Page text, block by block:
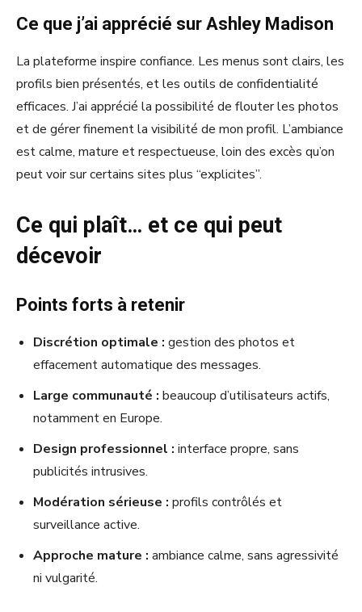
Ce que j’ai apprécié sur Ashley Madison
La plateforme inspire confiance. Les menus sont clairs, les
profils bien présentés, et les outils de confidentialité
efficaces. J’ai apprécié la possibilité de flouter les photos
et de gérer finement la visibilité de mon profil. L’ambiance
est calme, mature et respectueuse, loin des excès qu’on
peut voir sur certains sites plus “explicites”.
Ce qui plaît… et ce qui peut
décevoir
Points forts à retenir
Discrétion optimale : gestion des photos et
effacement automatique des messages.
Large communauté : beaucoup d’utilisateurs actifs,
notamment en Europe.
Design professionnel : interface propre, sans
publicités intrusives.
Modération sérieuse : profils contrôlés et
surveillance active.
Approche mature : ambiance calme, sans agressivité
ni vulgarité.